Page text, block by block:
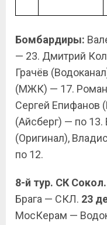
Бомбардиры:
— 23. Дмитрий
Грачёв
(МЖК) — 17.
Сергей Епифанов
(Айсберг) — по
(Оригинал),
по 12.
8-й тур. СК
Брага — СКЛ. 23
МосКерам —